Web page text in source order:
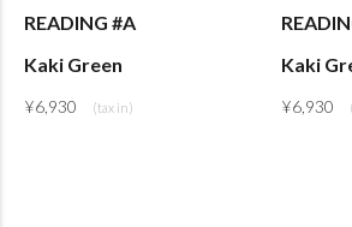
READING #A
Kaki Green
¥6,930
Kaki
¥6,930